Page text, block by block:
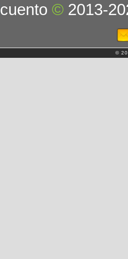
cuento© 2013-
©